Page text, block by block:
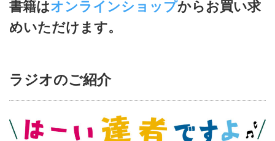
書籍はオンラインショップからお買い求
めいただけます。
ラジオのご紹介